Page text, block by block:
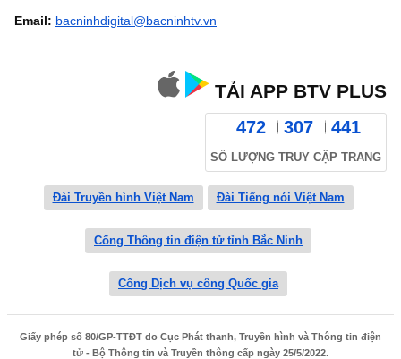
Email: bacninhdigital@bacninhtv.vn
TẢI APP BTV PLUS
472 307 441
SỐ LƯỢNG TRUY CẬP TRANG
Đài Truyền hình Việt Nam Đài Tiếng nói Việt Nam
Cổng Thông tin điện tử tỉnh Bắc Ninh
Cổng Dịch vụ công Quốc gia
Giấy phép số 80/GP-TTĐT do Cục Phát thanh, Truyền hình và Thông tin điện
tử - Bộ Thông tin và Truyền thông cấp ngày 25/5/2022.